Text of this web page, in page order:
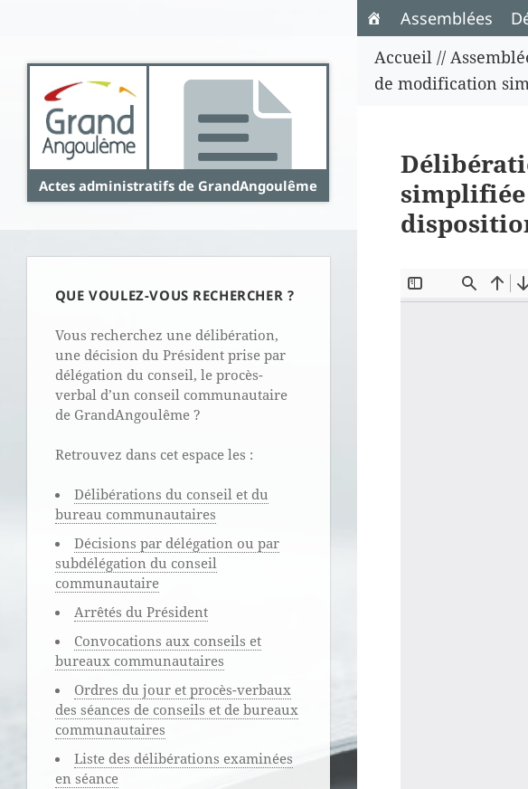
Actes administratifs de GrandAngoulême
QUE VOULEZ-VOUS RECHERCHER ?
Vous recherchez une délibération,
une décision du Président prise par
délégation du conseil, le procès-
verbal d’un conseil communautaire
de GrandAngoulême ?
Retrouvez dans cet espace les :
Délibérations du conseil et du
bureau communautaires
Décisions par délégation ou par
subdélégation du conseil
communautaire
Arrêtés du Président
Convocations aux conseils et
bureaux communautaires
Ordres du jour et procès-verbaux
des séances de conseils et de bureaux
communautaires
Liste des délibérations examinées
en séance
Assemblées
Accueil //
de modification
simplifiée